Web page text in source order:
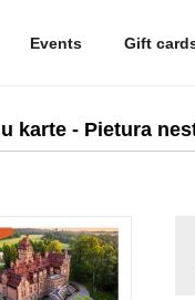
Events Gift
karte - Pietura